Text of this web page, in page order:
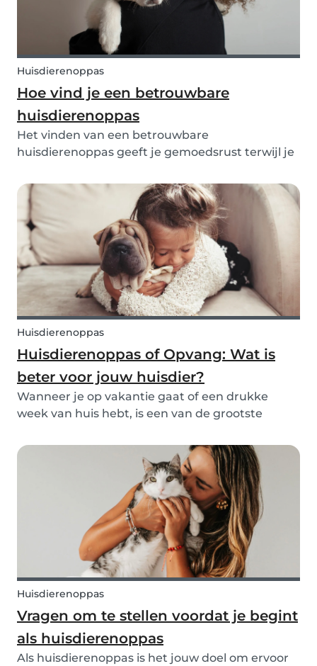
Huisdierenoppas
Hoe vind je een betrouwbare
huisdierenoppas
Het vinden van een betrouwbare
huisdierenoppas geeft je gemoedsrust terwijl je
gelukkig en goed verzorgd is. Of het nu gaat om
dagelijkse wandelingen, korte bezoekjes of
overnachtingen, de j...
Huisdierenoppas
Huisdierenoppas of Opvang: Wat is
beter voor jouw huisdier?
Wanneer je op vakantie gaat of een drukke
week van huis hebt, is een van de grootste
mijn harige vriend? Twee van de populairste
opties zijn een huisdierenoppas inschakelen of je
Huisdierenoppas
Vragen om te stellen voordat je begint
als huisdierenoppas
Als huisdierenoppas is het jouw doel om ervoor